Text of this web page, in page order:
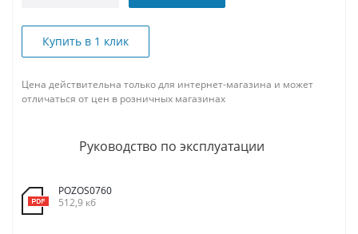
Купить в 1 клик
Цена действительна только для интернет-магазина и может
отличаться от цен в розничных магазинах
Руководство по эксплуатации
POZOS0760
512,9 кб